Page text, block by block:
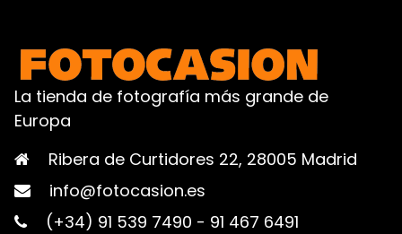
La tienda de fotografía más grande de
Europa
Ribera de Curtidores 22, 28005 Madrid
info@fotocasion.es
(+34) 91 539 7490 - 91 467 6491